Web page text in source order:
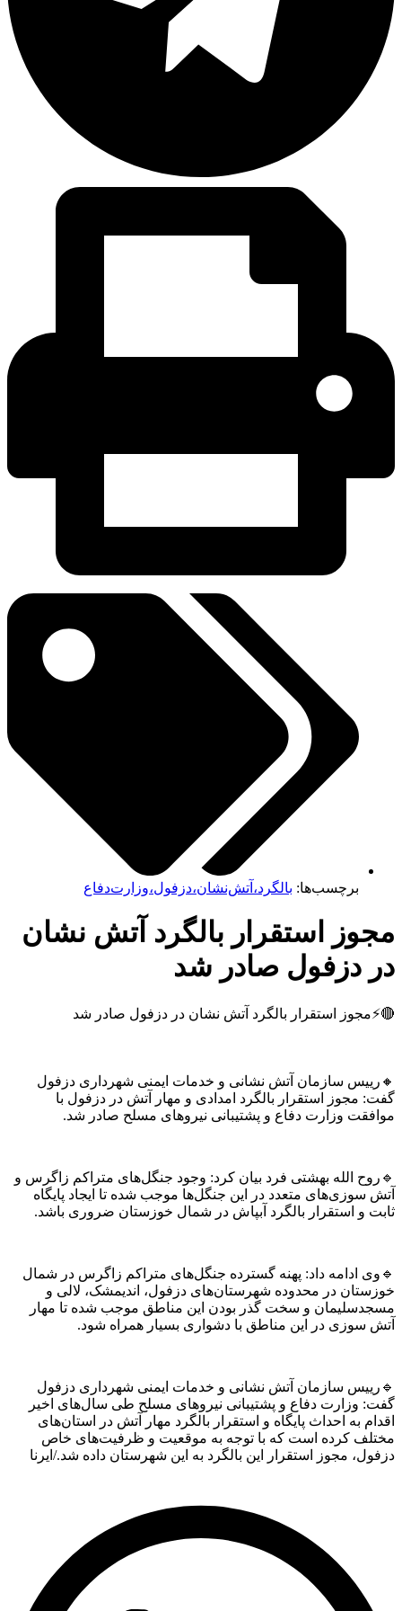
برچسب‌ها: بالگرد،آتش‌نشان،دزفول،وزارت‌دفاع
مجوز استقرار بالگرد آتش نشان
در دزفول صادر شد
🔴⚡مجوز استقرار بالگرد آتش نشان در دزفول صادر شد
🔸رییس سازمان آتش نشانی و خدمات ایمنی شهرداری دزفول
گفت: مجوز استقرار بالگرد امدادی و مهار آتش در دزفول با
موافقت وزارت دفاع و پشتیبانی نیروهای مسلح صادر شد.
🔹روح الله بهشتی فرد بیان کرد: وجود جنگل‌های‌ متراکم زاگرس و
آتش سوزی‌های متعدد در این جنگل‌ها موجب شده تا ایجاد پایگاه
ثابت و استقرار بالگرد آبپاش در شمال خوزستان ضروری باشد.
🔹وی ادامه داد: پهنه گسترده جنگل‌های متراکم زاگرس در شمال
خوزستان در محدوده شهرستان‌های دزفول، اندیمشک، لالی و
مسجدسلیمان و سخت گذر بودن این مناطق موجب شده تا مهار
آتش سوزی در این مناطق با دشواری بسیار همراه شود.
🔹رییس سازمان آتش نشانی و خدمات ایمنی شهرداری دزفول
گفت: وزارت دفاع و پشتیبانی نیروهای مسلح طی سال‌های اخیر
اقدام به احداث پایگاه و استقرار بالگرد مهار آتش در استان‌های
مختلف کرده است که با توجه به موقعیت و ظرفیت‌های خاص
دزفول، مجوز استقرار این بالگرد به این شهرستان داده شد./ایرنا